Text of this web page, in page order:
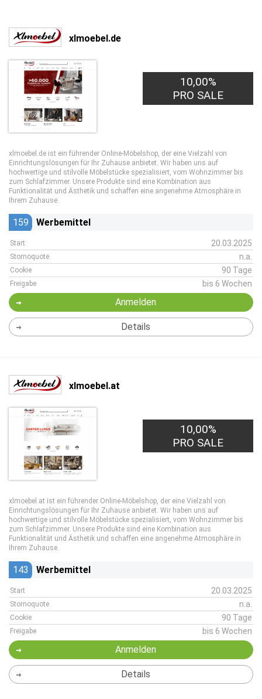
xlmoebel.de
10,00%
PRO SALE
xlmoebel.de ist ein führender Online-Möbelshop, der eine Vielzahl von
Einrichtungslösungen für Ihr Zuhause anbietet. Wir haben uns auf
hochwertige und stilvolle Möbelstücke spezialisiert, vom Wohnzimmer bis
zum Schlafzimmer. Unsere Produkte sind eine Kombination aus
Funktionalität und Ästhetik und schaffen eine angenehme Atmosphäre in
Ihrem Zuhause.
159 Werbemittel
Start 20.03.2025
Stornoquote n.a.
Cookie 90 Tage
Freigabe bis 6 Wochen
Anmelden
Details
xlmoebel.at
10,00%
PRO SALE
xlmoebel.at ist ein führender Online-Möbelshop, der eine Vielzahl von
Einrichtungslösungen für Ihr Zuhause anbietet. Wir haben uns auf
hochwertige und stilvolle Möbelstücke spezialisiert, vom Wohnzimmer bis
zum Schlafzimmer. Unsere Produkte sind eine Kombination aus
Funktionalität und Ästhetik und schaffen eine angenehme Atmosphäre in
Ihrem Zuhause.
143 Werbemittel
Start 20.03.2025
Stornoquote n.a.
Cookie 90 Tage
Freigabe bis 6 Wochen
Anmelden
Details